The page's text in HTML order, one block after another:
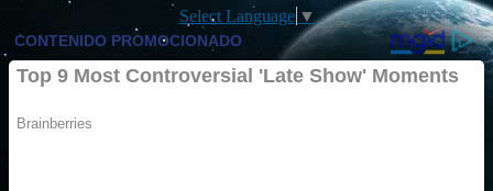
Select Language ▼